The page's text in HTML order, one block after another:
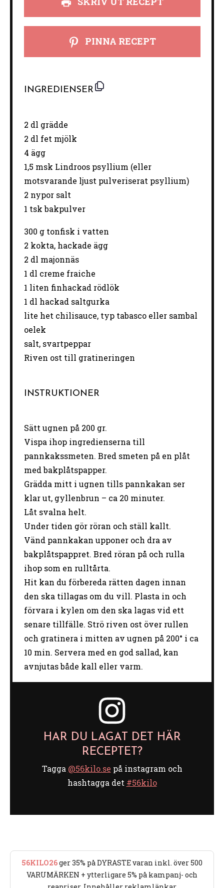
PINNA RECEPT
INGREDIENSER
2 dl grädde
2 dl fet mjölk
4 ägg
1,5 msk Lindroos psyllium (eller
motsvarande ljust pulveriserat psyllium)
2 nypor salt
1 tsk bakpulver
300 gtonfisk i vatten
2 kokta, hackade ägg
2 dl majonnäs
1 dl creme fraiche
1 liten finhackad rödlök
1 dl hackad saltgurka
lite het chilisauce, typ tabasco eller sambal
oelek
salt, svartpeppar
Riven ost till gratineringen
INSTRUKTIONER
Sätt ugnen på 200 gr.
Vispa ihop ingredienserna till
pannkakssmeten. Bred smeten på en plåt
med bakplåtspapper.
Grädda mitt i ugnen tills pannkakan ser
klar ut, gyllenbrun – ca 20 minuter.
Låt svalna helt.
Under tiden gör röran och ställ kallt.
Vänd pannkakan upponer och dra av
bakplåtspappret. Bred röran på och rulla
ihop som en rulltårta.
Hit kan du förbereda rätten dagen innan
den ska tillagas om du vill. Plasta in och
förvara i kylen om den ska lagas vid ett
senare tillfälle. Strö riven ost över rullen
och gratinera i mitten av ugnen på 200° i ca
10 min. Servera med en god sallad, kan
avnjutas både kall eller varm.
HAR DU LAGAT DET HÄR
RECEPTET?
Tagga @56kilo.se på instagram och
hashtagga det #56kilo
56KILO26ger 35% på DYRASTE varan inkl. över 500
VARUMÄRKEN + ytterligare 5% på kampanj- och